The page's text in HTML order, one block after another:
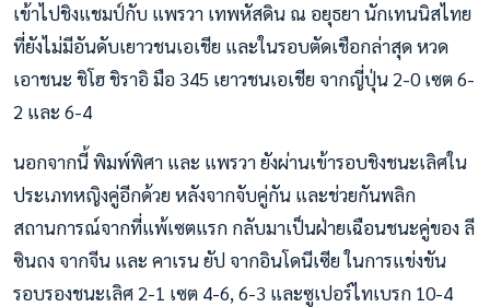
เข้าไปชิงแชมป์กับ แพรวา เทพหัสดิน ณ อยุธยา นักเทนนิสไทย
ที่ยังไม่มีอันดับเยาวชนเอเชีย และในรอบตัดเชือกล่าสุด หวด
เอาชนะ ชิโฮ ชิราอิ มือ 345 เยาวชนเอเชีย จากญี่ปุ่น 2-0 เซต 6-
2 และ 6-4
นอกจากนี้ พิมพ์พิศา และ แพรวา ยังผ่านเข้ารอบชิงชนะเลิศใน
ประเภทหญิงคู่อีกด้วย หลังจากจับคู่กัน และช่วยกันพลิก
สถานการณ์จากที่แพ้เซตแรก กลับมาเป็นฝ่ายเฉือนชนะคู่ของ ลี
ซินถง จากจีน และ คาเรน ยัป จากอินโดนีเซีย ในการแข่งขัน
รอบรองชนะเลิศ 2-1 เซต 4-6, 6-3 และซูเปอร์ไทเบรก 10-4